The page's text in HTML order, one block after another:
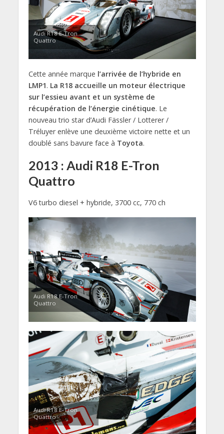
Audi R18 E-Tron
Quattro
Cette année marque l’arrivée de l’hybride en
LMP1. La R18 accueille un moteur électrique
sur l’essieu avant et un système de
récupération de l’énergie cinétique. Le
nouveau trio star d’Audi Fässler / Lotterer /
Tréluyer enlève une deuxième victoire nette et un
doublé sans bavure face à Toyota.
2013 : Audi R18 E-Tron
Quattro
V6 turbo diesel + hybride, 3700 cc, 770 ch
Audi R18 E-Tron
Quattro
Audi R18 E-Tron
Quattro